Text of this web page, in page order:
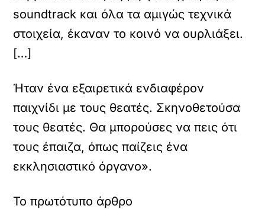
soundtrack και όλα τα αμιγώς τεχνικά
στοιχεία, έκαναν το κοινό να ουρλιάξει.
[…]
Ήταν ένα εξαιρετικά ενδιαφέρον
παιχνίδι με τους θεατές. Σκηνοθετούσα
τους θεατές. Θα μπορούσες να πεις ότι
τους έπαιζα, όπως παίζεις ένα
εκκλησιαστικό όργανο».
Το πρωτότυπο άρθρο